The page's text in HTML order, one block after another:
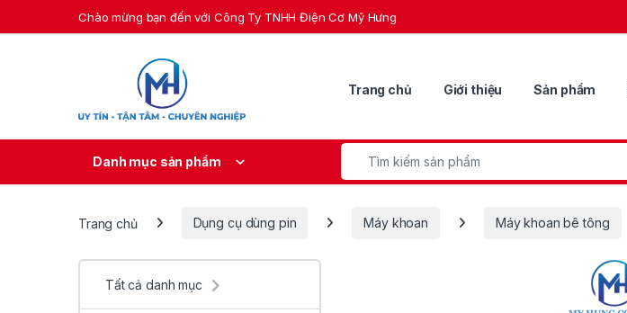
Skip to navigationChào mừng bạn đến với Công Ty TNHH Điện Cơ Mỹ Hưng
Trang chủ Giới thiệu Sản phẩm
Danh mục sản phẩm
Search for:
Trang chủ Dụng cụ dùng pin Máy khoan Máy khoan bê tông
Tất cả danh mục